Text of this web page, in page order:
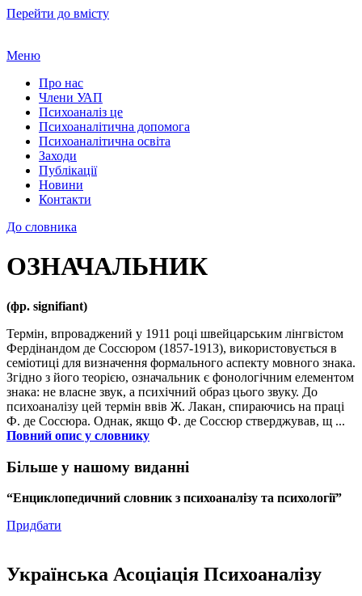
Перейти до вмісту
Меню
Про нас
Члени УАП
Психоаналіз це
Психоаналітична допомога
Психоаналітична освіта
Заходи
Публікації
Новини
Контакти
До словника
ОЗНАЧАЛЬНИК
(фр. signifiant)
Термін, впроваджений у 1911 році швейцарським лінгвістом
Фердінандом де Соссюром (1857-1913), використовується в
семіотиці для визначення формального аспекту мовного знака.
Згідно з його теорією, означальник є фонологічним елементом
знака: не власне звук, а психічний образ цього звуку. До
психоаналізу цей термін ввів Ж. Лакан, спираючись на праці
Ф. де Соссюра. Однак, якщо Ф. де Соссюр стверджував, щ ...
Повний опис у словнику
Більше у нашому виданні
“Енциклопедичний словник з психоаналізу та психології”
Придбати
Українська Асоціація Психоаналізу